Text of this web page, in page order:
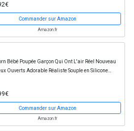
Commander sur Amazon
Amazon.fr
Bébé Poupée Garçon Qui Ont L'air Réel Nouveau
Ouverts Adorable Réaliste Souple en Silicone
Commander sur Amazon
Amazon.fr